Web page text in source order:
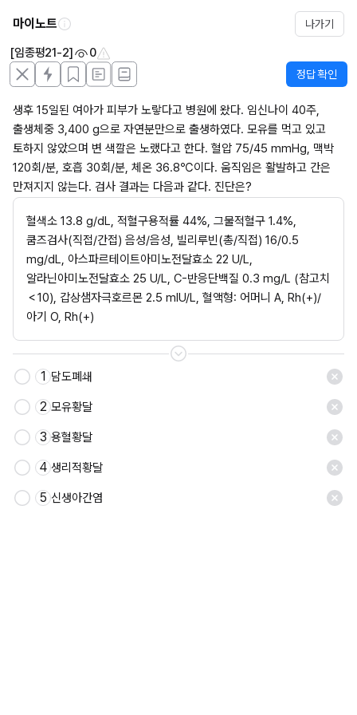
마이노트 나가기
[임종평21-2] 0
정답 확인
생후 15일된 여아가 피부가 노랗다고 병원에 왔다. 임신나이 40주,
출생체중 3,400 g으로 자연분만으로 출생하였다. 모유를 먹고 있고
토하지 않았으며 변 색깔은 노랬다고 한다. 혈압 75/45 mmHg, 맥박
120회/분, 호흡 30회/분, 체온 36.8℃이다. 움직임은 활발하고 간은
만져지지 않는다. 검사 결과는 다음과 같다. 진단은?
혈색소 13.8 g/dL, 적혈구용적률 44%, 그물적혈구 1.4%,
쿰즈검사(직접/간접) 음성/음성, 빌리루빈(총/직접) 16/0.5
mg/dL, 아스파르테이트아미노전달효소 22 U/L,
알라닌아미노전달효소 25 U/L, C-반응단백질 0.3 mg/L (참고치
＜10), 갑상샘자극호르몬 2.5 mIU/L, 혈액형: 어머니 A, Rh(+)/
아기 O, Rh(+)
1 담도폐쇄
2 모유황달
3 용혈황달
4 생리적황달
5 신생아간염